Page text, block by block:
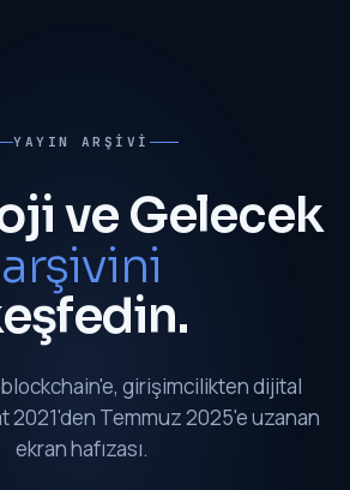
YAYIN ARŞIVI
ve Gelecek
arşivini
girişimcilikten dijital
2021'den Temmuz 2025'e uzanan
ekran hafızası.